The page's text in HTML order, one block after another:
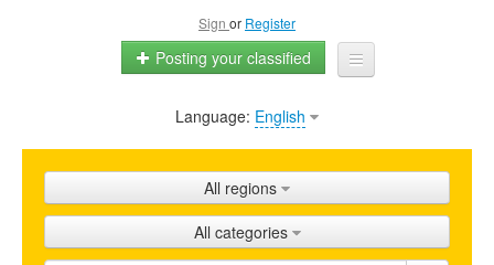
Sign or Register
Posting your classified
Home
Shops
Promotion
Language: English
All regions
All categories